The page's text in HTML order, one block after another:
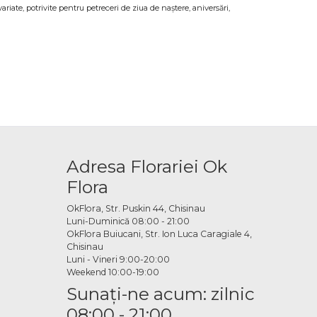
potrivite pentru petreceri de ziua de naștere, aniversări,
la adresa indicată, la timp pentru momentul care contează.
evenimentului, culorile dorite sau mesajul pe care vrei să îl
minute. Echipa OkFlora se ocupă de pregătirea balonelor și de
Adresa Florariei Ok
Flora
OkFlora, Str. Puskin 44, Chisinau
Luni-Duminică 08:00 - 21:00
OkFlora Buiucani, Str. Ion Luca Caragiale 4,
Chisinau
Luni - Vineri 9:00-20:00
Weekend 10:00-19:00
Sunaţi-ne acum: zilnic